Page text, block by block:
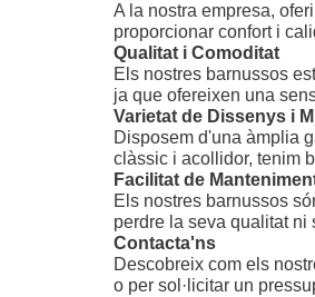
A la nostra empresa,
proporcionar confort i
Qualitat i Comoditat
Els nostres barnussos
ja que ofereixen una
Varietat de Dissenys i
Disposem d'una àmplia
clàssic i acollidor, tenim
Facilitat de
Els nostres barnussos
perdre la seva qualitat ni
Contacta'ns
Descobreix com els
o per sol·licitar un